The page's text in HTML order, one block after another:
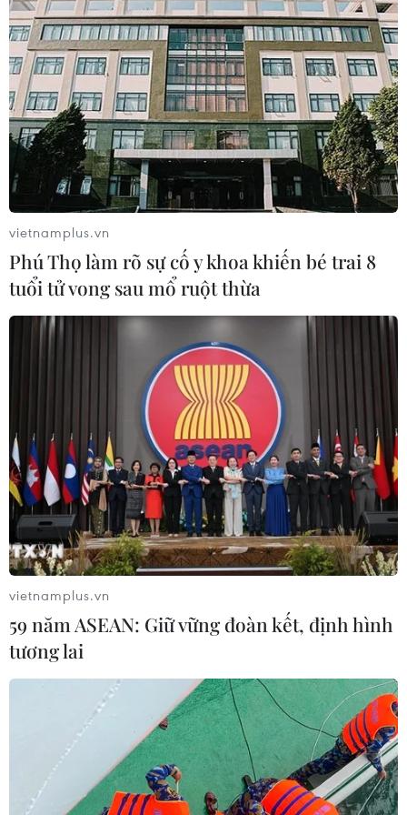
Trưng bày 200 tài liệu về quá trình 17 năm
Bác Hồ gắn bó với Thủ đô
16/05/2023 01:51
Trong suốt cuộc đời hoạt động cách mạng, Chủ tịch Hồ
Chí Minh đã ở và làm việc rất nhiều nơi, trong đó Thủ
đô Hà Nội là nơi Người gắn bó lâu nhất. Hà Nội ghi
dấu 292 địa danh liên quan đến Bác.
vietnamplus.vn
Phú Thọ làm rõ sự cố y khoa khiến bé trai 8
tuổi tử vong sau mổ ruột thừa
vietnamplus.vn
59 năm ASEAN: Giữ vững đoàn kết, định hình
tương lai